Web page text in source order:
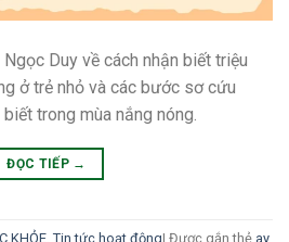
Duy về cách nhận biết triệu
ở trẻ nhỏ và các bước sơ cứu
trong mùa nắng nóng.
ĐỌC TIẾP →
KHỎE Tin tức hoạt động| Được gắn thẻ ay